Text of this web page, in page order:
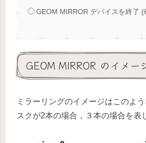
GEOM MIRROR デバイスを終了 (
GEOM MIRROR のイメー
ミラーリングのイメージはこのよ
スクが2本の場合，３本の場合を表